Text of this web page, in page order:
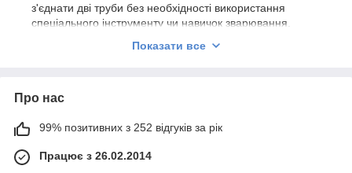
з'єднати дві труби без необхідності використання
спеціального інструменту чи навичок зварювання.
і затягнути елементи кріплення.
запобігає протіканню та витоку води.
з'єднання труб з різними діаметрами або формами, що
конструкцій та проектів.
Показати все
Про нас
99% позитивних з 252 відгуків за рік
Працює з 26.02.2014